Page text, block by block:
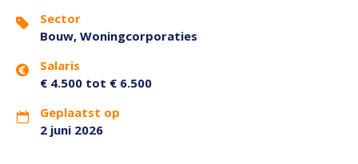
Sector
Bouw, Woningcorporaties
Salaris
€ 4.500 tot € 6.500
Geplaatst op
2 juni 2026